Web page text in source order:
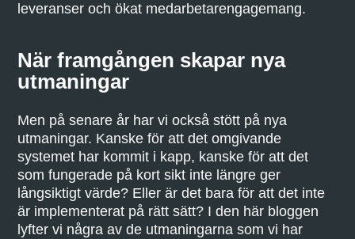
leveranser och ökat medarbetarengagemang.
När framgången skapar nya
utmaningar
Men på senare år har vi också stött på nya
utmaningar. Kanske för att det omgivande
systemet har kommit i kapp, kanske för att det
som fungerade på kort sikt inte längre ger
långsiktigt värde? Eller är det bara för att det inte
är implementerat på rätt sätt? I den här bloggen
lyfter vi några av de utmaningarna som vi har